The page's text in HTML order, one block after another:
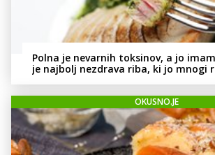
Polna je nevarnih toksinov, a jo
je najbolj nezdrava riba, ki jo mnogi
OKUSNO.JE